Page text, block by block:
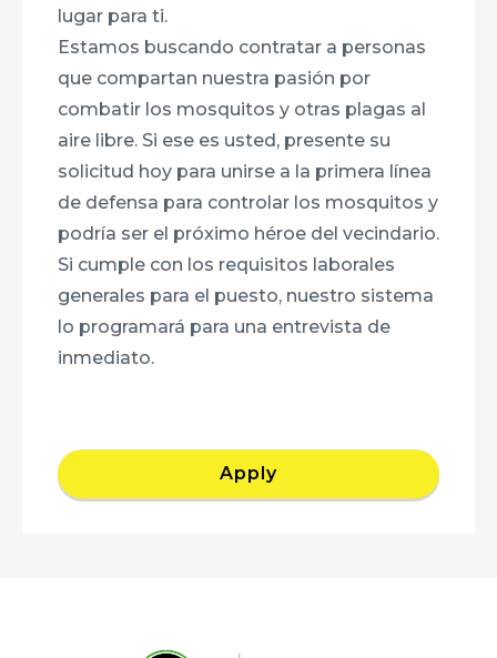
lugar para ti.
Estamos buscando contratar a personas
que compartan nuestra pasión por
combatir los mosquitos y otras plagas al
aire libre. Si ese es usted, presente su
solicitud hoy para unirse a la primera línea
de defensa para controlar los mosquitos y
podría ser el próximo héroe del vecindario.
Si cumple con los requisitos laborales
generales para el puesto, nuestro sistema
lo programará para una entrevista de
inmediato.
Apply